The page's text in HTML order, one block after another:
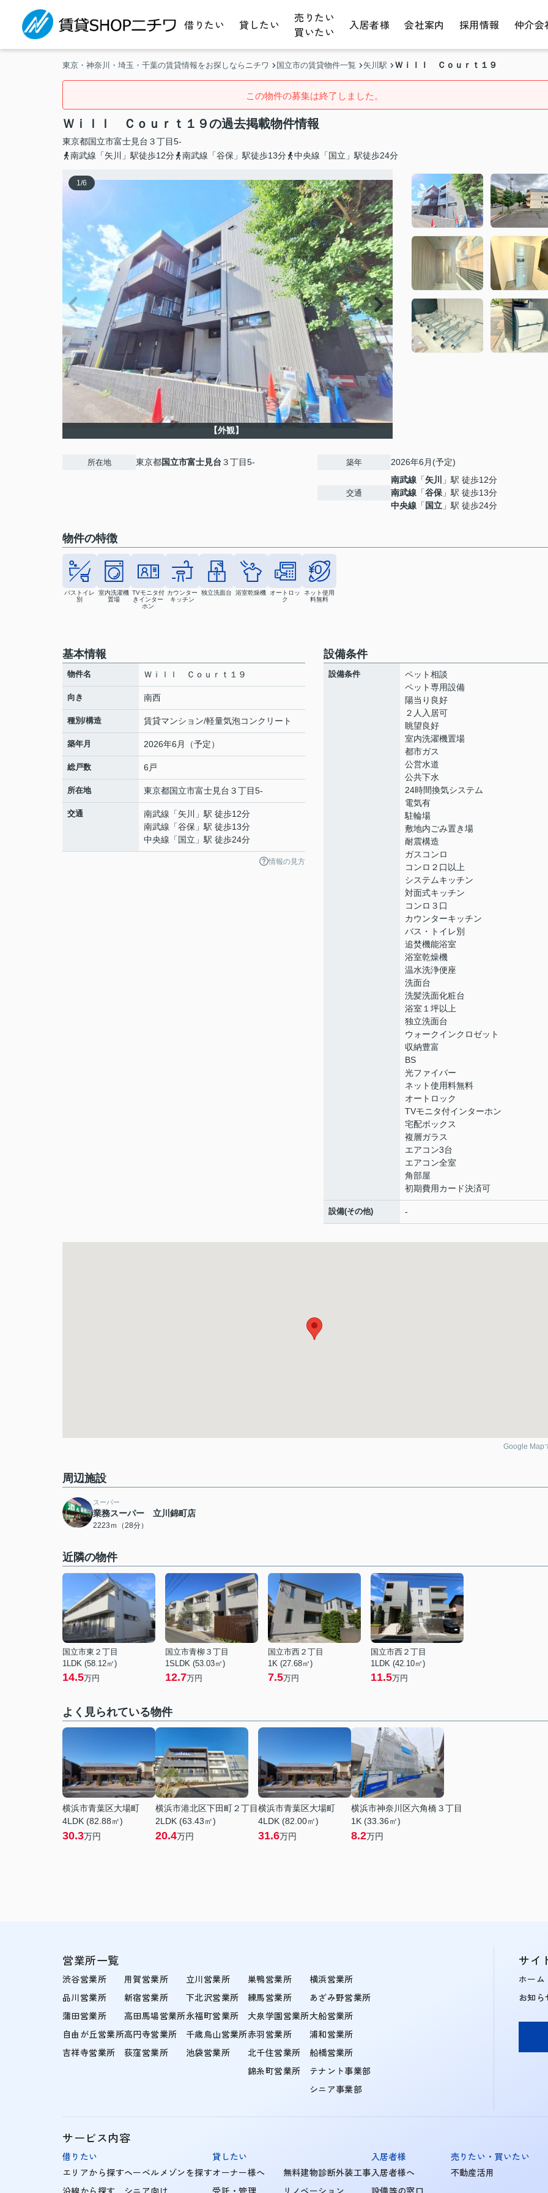
借りたい 貸したい
売りたい
買いたい
入居者様 会社案内 採用情報 仲介会
東京・神奈川・埼玉・千葉の賃貸情報をお探しならニチワ 国立市の賃貸物件一覧 矢川駅 Ｗｉｌｌ Ｃｏｕｒｔ１９
この物件の募集は終了しました。
Ｗｉｌｌ Ｃｏｕｒｔ１９の過去掲載物件情報
東京都国立市富士見台 ３丁目5-
南武線「矢川」駅徒歩12分
南武線「谷保」駅徒歩13分 中央線「国立」駅徒歩24分
1/6
【外観】
所在地 東京都国立市富士見台 ３丁目5- 築年 2026年6月(予定)
交通
南武線 「矢川
」駅 徒歩12分
南武線 「谷保 」駅 徒歩13分
中央線 「 国立 」駅 徒歩24分
物件の特徴
バストイレ
別
室内洗濯機
置場
TVモニタ付
きインター
ホン
カウンター
キッチン
独立洗面台 浴室乾燥機
オートロッ
ク
ネット使用
料無料
基本情報
物件名 Ｗｉｌｌ Ｃｏｕｒｔ１９
向き 南西
種別/構造 賃貸マンション/軽量気泡コンクリート
築年月 2026年6月（予定）
総戸数 6戸
所在地 東京都国立市富士見台 ３丁目5-
交通 南武線 「矢川
」駅 徒歩12分
南武線 「谷保 」駅 徒歩13分
中央線 「 国立 」駅 徒歩24分
情報の見方
設備条件
設備条件
ペット相談
ペット専用設備
陽当り良好
２人入居可
眺望良好
室内洗濯機置場
都市ガス
公営水道
公共下水
24時間換気システム
電気有
駐輪場
敷地内ごみ置き場
耐震構造
ガスコンロ
コンロ２口以上
システムキッチン
対面式キッチン
コンロ３口
カウンターキッチン
バス・トイレ別
追焚機能浴室
浴室乾燥機
温水洗浄便座
洗面台
洗髪洗面化粧台
浴室１坪以上
独立洗面台
ウォークインクロゼット
収納豊富
BS
光ファイバー
ネット使用料無料
オートロック
TVモニタ付インターホン
宅配ボックス
複層ガラス
エアコン3台
エアコン全室
角部屋
初期費用カード決済可
設備(その他) -
Google Map
周辺施設
スーパー
業務スーパー 立川錦町店
2223ｍ（28分）
近隣の物件
国立市東２丁目
1LDK (58.12㎡)
14.5万円
国立市青柳３丁目
1SLDK (53.03㎡)
12.7万円
国立市西２丁目
1K (27.68㎡)
7.5万円
国立市西２丁目
1LDK (42.10㎡)
11.5万円
よく見られている物件
横浜市青葉区大場町
4LDK (82.88㎡)
30.3万円
横浜市港北区下田町２丁目
2LDK (63.43㎡)
20.4万円
横浜市青葉区大場町
4LDK (82.00㎡)
31.6万円
横浜市神奈川区六角橋３丁目
1K (33.36㎡)
8.2万円
営業所一覧
渋谷営業所
品川営業所
蒲田営業所
自由が丘営業所
吉祥寺営業所
用賀営業所
新宿営業所
高田馬場営業所
高円寺営業所
荻窪営業所
立川営業所
下北沢営業所
永福町営業所
千歳烏山営業所
池袋営業所
巣鴨営業所
練馬営業所
大泉学園営業所
赤羽営業所
北千住営業所
錦糸町営業所
横浜営業所
あざみ野営業所
大船営業所
浦和営業所
船橋営業所
テナント事業部
シニア事業部
サイ
ホーム
お知ら
サービス内容
借りたい
エリアから探す
沿線から探す
ヘーベルメゾンを探す
シニア向け
貸したい
オーナー様へ
受託・管理
無料建物診断外装工事
リノベーション
入居者様
入居者様へ
設備等の窓口
売りたい・買いたい
不動産活用